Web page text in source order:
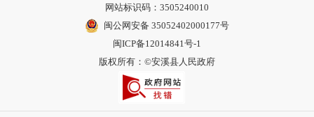
网站标识码：3505240010
闽公网安备 35052402000177号
闽ICP备12014841号-1
版权所有：©安溪县人民政府